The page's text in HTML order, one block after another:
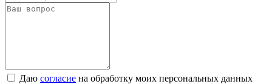
Даю согласие на обработку моих персональных данных